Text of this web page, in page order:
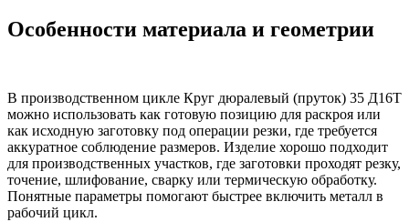
Особенности материала и геометрии
В производственном цикле Круг дюралевый (пруток) 35 Д16Т
можно использовать как готовую позицию для раскроя или
как исходную заготовку под операции резки, где требуется
аккуратное соблюдение размеров. Изделие хорошо подходит
для производственных участков, где заготовки проходят резку,
точение, шлифование, сварку или термическую обработку.
Понятные параметры помогают быстрее включить металл в
рабочий цикл.